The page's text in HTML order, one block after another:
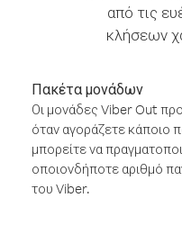
από τις
κλήσεων
Πακέτα μονάδων
Οι μονάδες Viber Out
όταν αγοράζετε κάποιο
μπορείτε να
οποιονδήποτε αριθμό
του Viber.